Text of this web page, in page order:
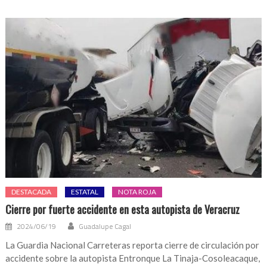
DESTACADA ESTATAL NOTA ROJA
Cierre por fuerte accidente en esta autopista de Veracruz
2024/06/19 Guadalupe Cagal
La Guardia Nacional Carreteras reporta cierre de circulación por
accidente sobre la autopista Entronque La Tinaja-Cosoleacaque,